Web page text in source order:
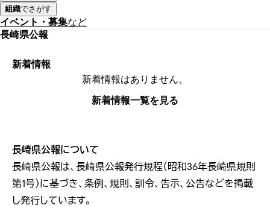
組織でさがす
イベント・募集など
長崎県公報
新着情報
新着情報はありません。
新着情報一覧を見る
長崎県公報について
長崎県公報は、長崎県公報発行規程（昭和36年長崎県規則
第1号）に基づき、条例、規則、訓令、告示、公告などを掲載
し発行しています。